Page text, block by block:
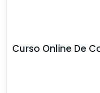
Curso Online De